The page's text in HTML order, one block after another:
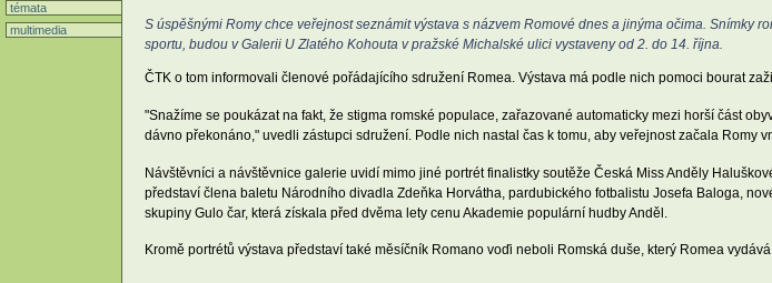
témata
multimedia
S úspěšnými Romy chce veřejnost seznámit výstava s názvem Romové dnes a jinýma očima. Snímky
sportu, budou v Galerii U Zlatého Kohouta v pražské Michalské ulici vystaveny od 2. do 14. října.
ČTK o tom informovali členové pořádajícího sdružení Romea. Výstava má podle nich pomoci bourat
"Snažíme se poukázat na fakt, že stigma romské populace, zařazované automaticky mezi horší část
dávno překonáno," uvedli zástupci sdružení. Podle nich nastal čas k tomu, aby veřejnost začala Romy
Návštěvníci a návštěvnice galerie uvidí mimo jiné portrét finalistky soutěže Česká Miss Anděly
představí člena baletu Národního divadla Zdeňka Horvátha, pardubického fotbalistu Josefa Baloga,
skupiny Gulo čar, která získala před dvěma lety cenu Akademie populární hudby Anděl.
Kromě portrétů výstava představí také měsíčník Romano voďi neboli Romská duše, který Romea